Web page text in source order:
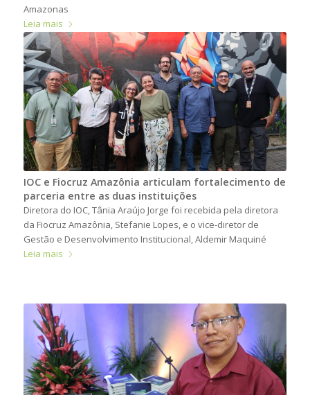
Amazonas
Leia mais
IOC e Fiocruz Amazônia articulam fortalecimento de
parceria entre as duas instituições
Diretora do IOC, Tânia Araújo Jorge foi recebida pela diretora
da Fiocruz Amazônia, Stefanie Lopes, e o vice-diretor de
Gestão e Desenvolvimento Institucional, Aldemir Maquiné
Leia mais